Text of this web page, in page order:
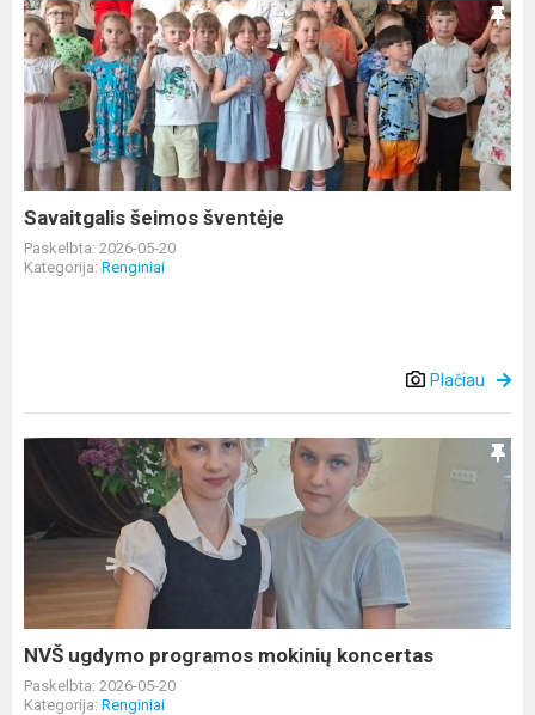
Savaitgalis
šeimos
šventėje
Savaitgalis šeimos šventėje
Paskelbta: 2026-05-20
Kategorija: Renginiai
Plačiau
ugdymo
programos
mokinių
koncertas
NVŠ ugdymo programos mokinių koncertas
Paskelbta: 2026-05-20
Kategorija: Renginiai